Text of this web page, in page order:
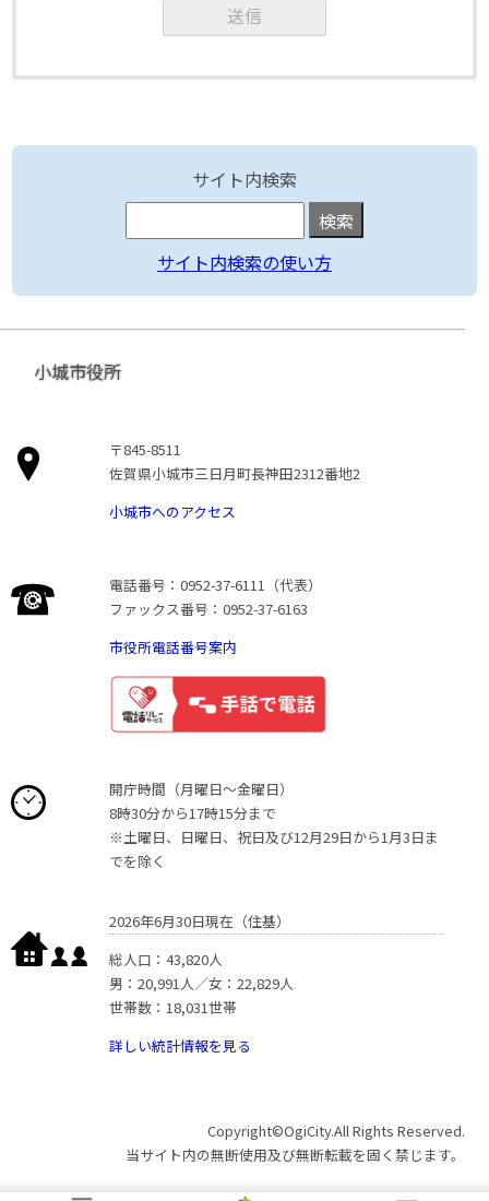
サイト内検索
サイト内検索の使い方
小城市役所
〒845-8511
佐賀県小城市三日月町長神田2312番地2
小城市へのアクセス
電話番号：0952-37-6111（代表）
ファックス番号：0952-37-6163
市役所電話番号案内
開庁時間（月曜日〜金曜日）
8時30分から17時15分まで
※土曜日、日曜日、祝日及び12月29日から1月3日ま
でを除く
2026年6月30日現在（住基）
総人口：43,820人
男：20,991人／女：22,829人
世帯数：18,031世帯
詳しい統計情報を見る
Copyright©OgiCity.All Rights Reserved.
当サイト内の無断使用及び無断転載を固く禁じます。